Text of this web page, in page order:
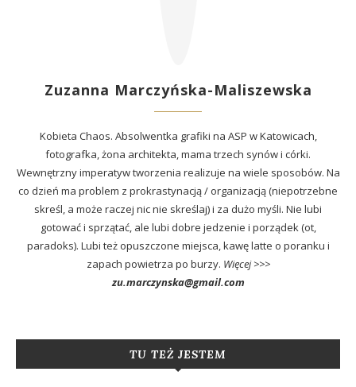
Zuzanna Marczyńska-Maliszewska
Kobieta Chaos. Absolwentka grafiki na ASP w Katowicach,
fotografka, żona architekta, mama trzech synów i córki.
Wewnętrzny imperatyw tworzenia realizuje na wiele sposobów. Na
co dzień ma problem z prokrastynacją / organizacją (niepotrzebne
skreśl, a może raczej nic nie skreślaj) i za dużo myśli. Nie lubi
gotować i sprzątać, ale lubi dobre jedzenie i porządek (ot,
paradoks). Lubi też opuszczone miejsca, kawę latte o poranku i
zapach powietrza po burzy. Więcej >>>
zu.marczynska@gmail.com
TU TEŻ JESTEM